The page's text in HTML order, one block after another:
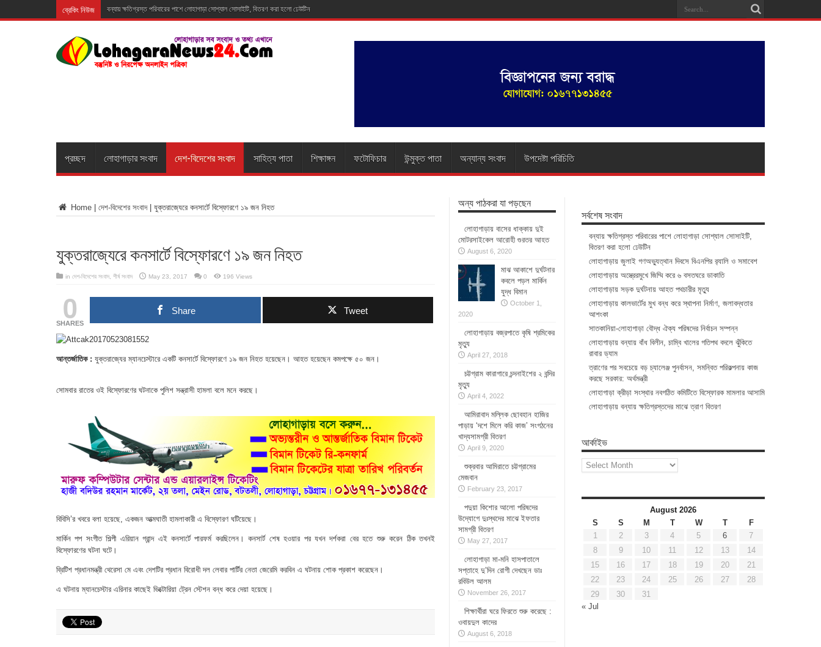
ব্রেকিং নিউজ বন্যায় ক্ষতিগ্রস্ত পরিবারের পাশে লোহাগাড়া সোশ্যাল সোসাইটি, বিতরণ করা হলো ঢেউটিন
প্রচ্ছদ লোহাগাড়ার সংবাদ দেশ-বিদেশের সংবাদ সাহিত্য পাতা শিক্ষাঙ্গন ফটোফিচার উন্মুক্ত পাতা অন্যান্য সংবাদ উপদেষ্টা পরিচিতি
Home দেশ-বিদেশের সংবাদ যুক্তরাজ্যেরে কনসার্টে বিস্ফোরণে ১৯ জন নিহত
যুক্তরাজ্যেরে কনসার্টে বিস্ফোরণে ১৯ জন নিহত
in দেশ-বিদেশের সংবাদ শীর্ষ সংবাদ May 23, 2017 0 196 Views
0
SHARES
Share Tweet
আন্তর্জাতিক : যুক্তরাজ্যের ম্যানচেস্টারে একটি কনসার্টে বিস্ফোরণে ১৯ জন নিহত হয়েছেন। আহত হয়েছেন কমপক্ষে ৫০ জন।
সোমবার রাতের ওই বিস্ফোরণের ঘটনাকে পুলিশ সন্ত্রাসী হামলা বলে মনে করছে।
বিবিসি’র খবরে বলা হয়েছে, একজন আত্মঘাতী হামলাকারী এ বিস্ফোরণ ঘটিয়েছে।
মার্কিন পপ সংগীত শিল্পী এরিয়ান গ্রান্দ এই কনসার্টে পারফর্ম করছিলেন। কনসার্ট শেষ হওয়ার পর যখন দর্শকরা বের হতে শুরু করেন ঠিক তখনই
বিস্ফোরণের ঘটনা ঘটে।
ব্রিটিশ প্রধানমন্ত্রী থেরেসা মে এবং দেশটির প্রধান বিরোধী দল লেবার পার্টির নেতা জেরেমি করবিন এ ঘটনায় শোক প্রকাশ করেছেন।
এ ঘটনায় ম্যানচেস্টার এরিনার কাছেই ভিক্টোরিয়া ট্রেন স্টেশন বন্ধ করে দেয়া হয়েছে।
অন্য পাঠকরা যা পড়ছেন
লোহাগাড়ায় বাসের ধাক্কায় দুই
মোটরসাইকেল আরোহী গুরতর আহত
August 6, 2020
মাঝ আকাশে দুর্ঘটনার
কবলে পড়ল মার্কিন
যুদ্ধ বিমান
October 1,
2020
লোহাগাড়ায় বজ্রপাতে কৃষি শ্রমিকের
মৃত্যু
April 27, 2018
চট্টগ্রাম কারাগারে চন্দনাইশের ২ বন্দির
মৃত্যু
April 4, 2022
আমিরাবাদ মল্লিক ছোবহান হাজির
পাড়ায় ‘দশে মিলে করি কাজ’ সংগঠনের
খাদ্যসামগ্রী বিতরণ
April 9, 2020
শুক্রবার আমিরাতে চট্টগ্রামের
মেজবান
February 23, 2017
পদুয়া কিশোর আলো পরিষদের
উদ্যোগে দুঃস্থদের মাঝে ইফতার
সামগ্রী বিতরণ
May 27, 2017
লোহাগাড়া মা-মনি হাসপাতালে
সপ্তাহে দু’দিন রোগী দেখছেন ডাঃ
রবিউল আলম
November 26, 2017
শিক্ষার্থীরা ঘরে ফিরতে শুরু করেছে :
ওবায়দুল কাদের
August 6, 2018
সর্বশেষ সংবাদ
বন্যায় ক্ষতিগ্রস্ত পরিবারের পাশে লোহাগাড়া সোশ্যাল সোসাইটি,
বিতরণ করা হলো ঢেউটিন
লোহাগাড়ায় জুলাই গণঅভ্যুত্থান দিবসে বিএনপির র‌্যালি ও সমাবেশ
লোহাগাড়ায় অস্ত্রেরমুখে জিম্মি করে ৬ বসতঘরে ডাকাতি
লোহাগাড়ায় সড়ক দুর্ঘটনায় আহত পথচারীর মৃত্যু
লোহাগাড়ায় কালভার্টের মুখ বন্ধ করে স্থাপনা নির্মাণ, জলাবদ্ধতার
আশংকা
সাতকানিয়া-লোহাগাড়া বৌদ্ধ ঐক্য পরিষদের নির্বাচন সম্পন্ন
লোহাগাড়ায় বন্যায় বাঁধ বিলীন, চাম্বি খালের গতিপথ বদলে ঝুঁকিতে
রাবার ড্যাম
ত্রাণের পর সবচেয়ে বড় চ্যালেঞ্জ পুনর্বাসন, সমন্বিত পরিকল্পনায় কাজ
করছে সরকার: অর্থমন্ত্রী
লোহাগাড়া ক্রীড়া সংস্থার নবগঠিত কমিটিতে বিস্ফোরক মামলার আসামি
লোহাগাড়ায় বন্যায় ক্ষতিগ্রস্তদের মাঝে ত্রাণ বিতরণ
আর্কাইভ
আর্কাইভ
August 2026
S
S M T W T
F
1
2 3 4 5 6
7
8
9 10 11 12 13
14
15
16 17 18 19 20
21
22
23 24 25 26 27
28
29
30
31
« Jul